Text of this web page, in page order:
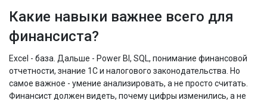
Какие навыки важнее всего для
финансиста?
Excel - база. Дальше - Power BI, SQL, понимание финансовой
отчетности, знание 1С и налогового законодательства. Но
самое важное - умение анализировать, а не просто считать.
Финансист должен видеть, почему цифры изменились, а не